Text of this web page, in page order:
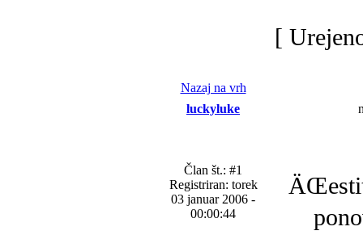
[
Nazaj na vrh
luckyluke
Član št.: #1
Registriran: torek
03 januar 2006 -
00:00:44